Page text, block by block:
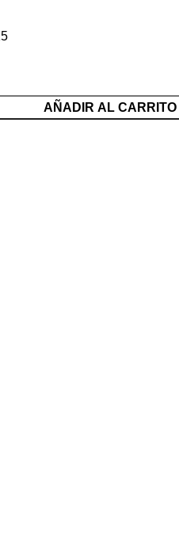
AÑADIR AL CARRITO